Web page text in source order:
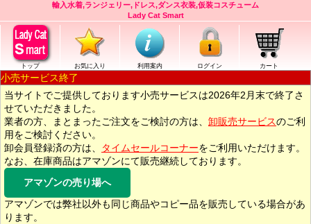
輸入水着,ランジェリー,ドレス,ダンス衣装,仮装コスチューム
Lady Cat Smart
トップ お気に入り 利用案内 ログイン カート
小売サービス終了
当サイトでご提供しております小売サービスは2026年2月末で終了さ
せていただきました。
業者の方、まとまったご注文をご検討の方は、 卸販売サービスのご利
用をご検討ください。
卸会員登録済の方は、
タイムセールコーナーをご利用いただけます。
なお、在庫商品はアマゾンにて販売継続しております。
アマゾンの売り場へ
アマゾンでは弊社以外も同じ商品やコピー品を販売している場合があ
ります。